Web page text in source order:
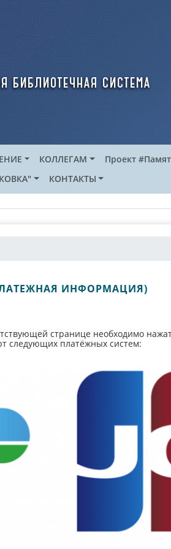
библиотечная система
КОЛЛЕГАМ
Проект
КОНТАКТЫ
ИНФОРМАЦИЯ)
странице необходимо
следующих платёжных систем: